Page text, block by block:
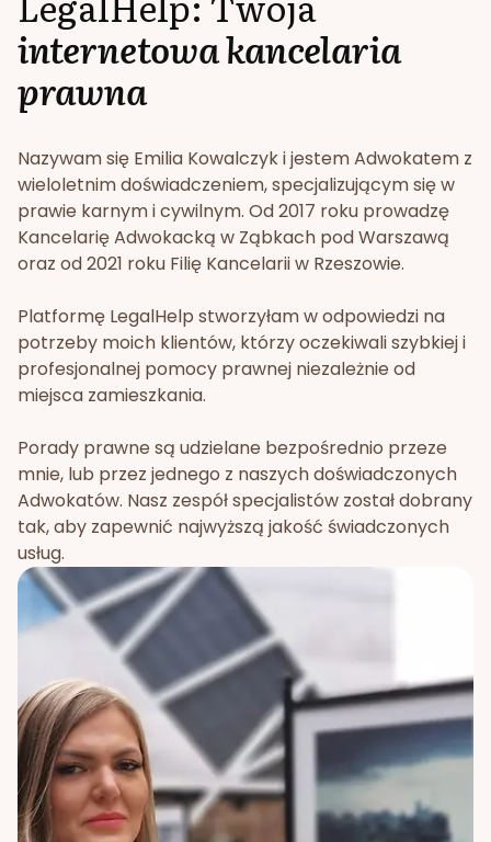
internetowa kancelaria
prawna
Nazywam się Emilia Kowalczyk i jestem Adwokatem z
wieloletnim doświadczeniem, specjalizującym się w
prawie karnym i cywilnym. Od 2017 roku prowadzę
Kancelarię Adwokacką w Ząbkach pod Warszawą
oraz od 2021 roku Filię Kancelarii w Rzeszowie.
Platformę LegalHelp stworzyłam w odpowiedzi na
potrzeby moich klientów, którzy oczekiwali szybkiej i
profesjonalnej pomocy prawnej niezależnie od
miejsca zamieszkania.
Porady prawne są udzielane bezpośrednio przeze
mnie, lub przez jednego z naszych doświadczonych
Adwokatów. Nasz zespół specjalistów został dobrany
tak, aby zapewnić najwyższą jakość świadczonych
usług.